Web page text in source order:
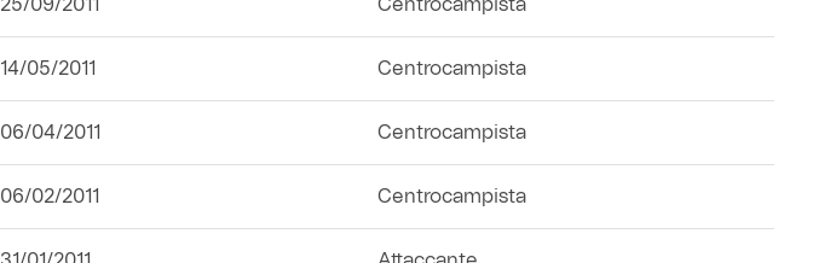
25/09/2011 Centrocampista
14/05/2011 Centrocampista
06/04/2011 Centrocampista
06/02/2011 Centrocampista